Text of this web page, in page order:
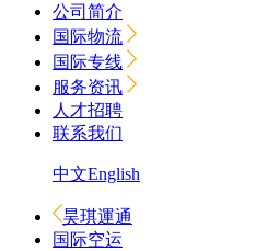
公司简介
国际物流
国际专线
服务资讯
人才招聘
联系我们
中文English
昊琪運通
国际空运